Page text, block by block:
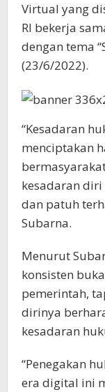
Virtual yang
RI bekerja
dengan tema
(23/6/2022).
“Kesadaran
menciptakan
kesadaran
dan patuh
Subarna.
Menurut
konsisten
pemerintah,
dirinya
kesadaran
“Penegakan
era digital ini